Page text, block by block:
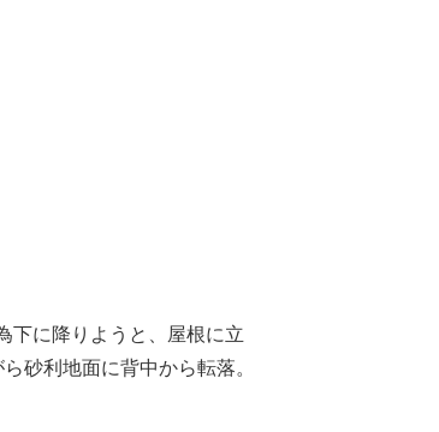
下に降りようと、屋根に立
砂利地面に背中から転落。